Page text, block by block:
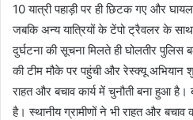
10 यात्री पहाड़ी पर ही छिटक गए और
जबकि अन्य यात्रियों के टेंपो ट्रैवलर के
दुर्घटना की सूचना मिलते ही घोलतीर
की टीम मौके पर पहुंची और रेस्क्यू अभियान
राहत और बचाव कार्य में चुनौती बना हुआ है।
है। स्थानीय ग्रामीणों ने भी राहत और बचाव